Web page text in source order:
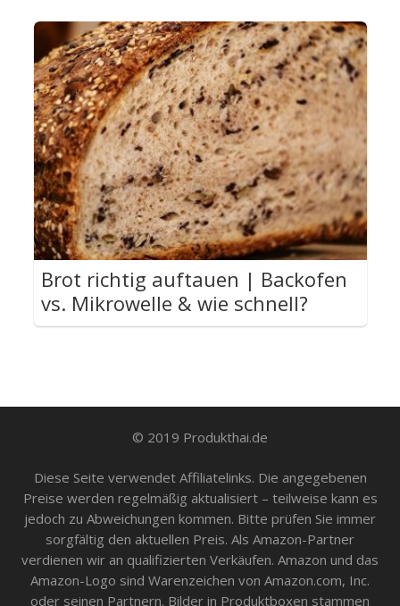
Brot richtig auftauen | Backofen
vs. Mikrowelle & wie schnell?
© 2019 Produkthai.de
Diese Seite verwendet Affiliatelinks. Die angegebenen
Preise werden regelmäßig aktualisiert – teilweise kann es
jedoch zu Abweichungen kommen. Bitte prüfen Sie immer
sorgfältig den aktuellen Preis. Als Amazon-Partner
verdienen wir an qualifizierten Verkäufen. Amazon und das
Amazon-Logo sind Warenzeichen von Amazon.com, Inc.
oder seinen Partnern. Bilder in Produktboxen stammen